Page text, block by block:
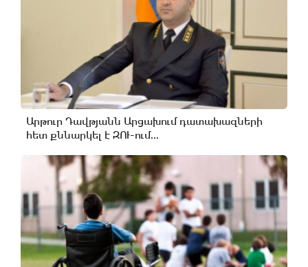
Արթուր Դավթյանն Արցախում դատախազների
հետ քննարկել է ԶՈՒ-ում...